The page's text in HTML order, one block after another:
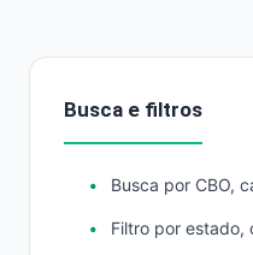
Busca e filtros
Busca por CBO,
Filtro por estado,